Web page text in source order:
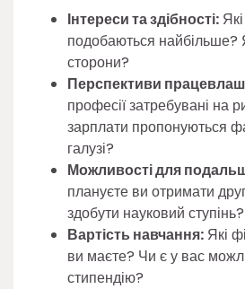
Інтереси та здібності:
подобаються найбільше?
сторони?
Перспективи
професії затребувані на
зарплати пропонуються
галузі?
Можливості для
плануєте ви отримати
здобути науковий ступінь?
Вартість навчання: Які
ви маєте? Чи є у вас
стипендію?